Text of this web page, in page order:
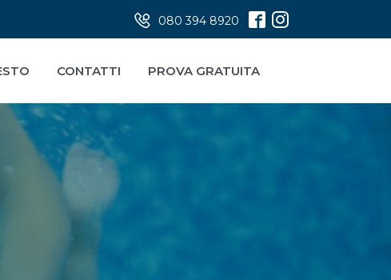
080 394 8920
CONTATTI PROVA GRATUITA